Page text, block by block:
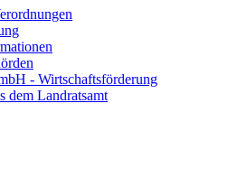
- Wirtschaftsförderung
dem Landratsamt